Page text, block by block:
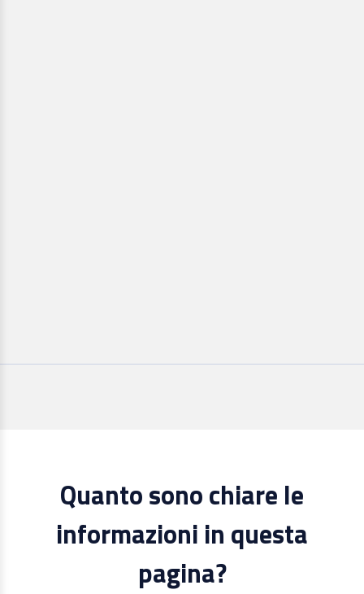
Quanto sono chiare le
informazioni in questa
pagina?